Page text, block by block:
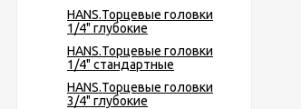
HANS.Торцевые головки
1/4" глубокие
HANS.Торцевые головки
1/4" стандартные
HANS.Торцевые головки
3/4" глубокие